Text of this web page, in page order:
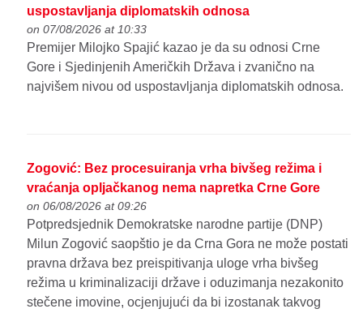
uspostavljanja diplomatskih odnosa
on 07/08/2026 at 10:33
Premijer Milojko Spajić kazao je da su odnosi Crne
Gore i Sjedinjenih Američkih Država i zvanično na
najvišem nivou od uspostavljanja diplomatskih odnosa.
Zogović: Bez procesuiranja vrha bivšeg režima i
vraćanja opljačkanog nema napretka Crne Gore
on 06/08/2026 at 09:26
Potpredsjednik Demokratske narodne partije (DNP)
Milun Zogović saopštio je da Crna Gora ne može postati
pravna država bez preispitivanja uloge vrha bivšeg
režima u kriminalizaciji države i oduzimanja nezakonito
stečene imovine, ocjenjujući da bi izostanak takvog